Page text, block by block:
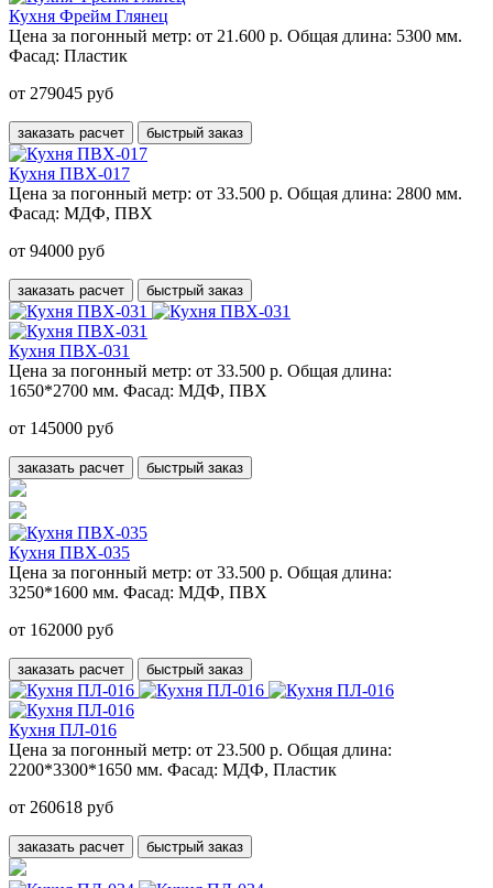
Кухня Фрейм Глянец
Цена за погонный метр: от 21.600 р. Общая длина: 5300 мм.
Фасад: Пластик
от 279045 руб
заказать расчет быстрый заказ
Кухня ПВХ-017
Цена за погонный метр: от 33.500 р. Общая длина: 2800 мм.
Фасад: МДФ, ПВХ
от 94000 руб
заказать расчет быстрый заказ
Кухня ПВХ-031
Цена за погонный метр: от 33.500 р. Общая длина:
1650*2700 мм. Фасад: МДФ, ПВХ
от 145000 руб
заказать расчет быстрый заказ
Кухня ПВХ-035
Цена за погонный метр: от 33.500 р. Общая длина:
3250*1600 мм. Фасад: МДФ, ПВХ
от 162000 руб
заказать расчет быстрый заказ
Кухня ПЛ-016
Цена за погонный метр: от 23.500 р. Общая длина:
2200*3300*1650 мм. Фасад: МДФ, Пластик
от 260618 руб
заказать расчет быстрый заказ